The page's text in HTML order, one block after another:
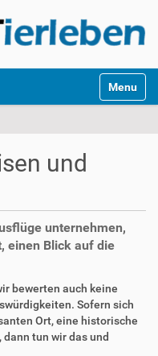
Toggle
und
unternehmen,
einen Blick auf die
bewerten auch keine
Sofern sich
Ort, eine historische
tun wir das und